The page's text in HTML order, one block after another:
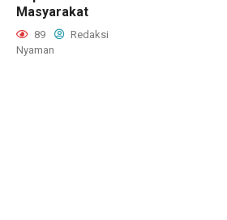
Masyarakat
89
Redaksi
Nyaman